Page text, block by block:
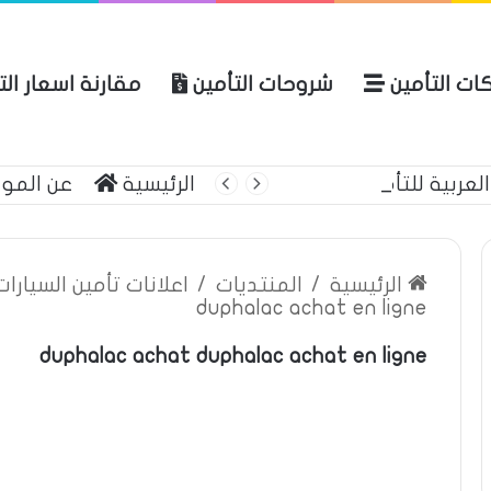
التأمين شروحات التأمين مقارنة اسعار
للتأمين الرئيسية عن
الرئيسية / المنتديات / اعلانات تأمين
duphalac achat en ligne
duphalac achat duphalac achat en ligne